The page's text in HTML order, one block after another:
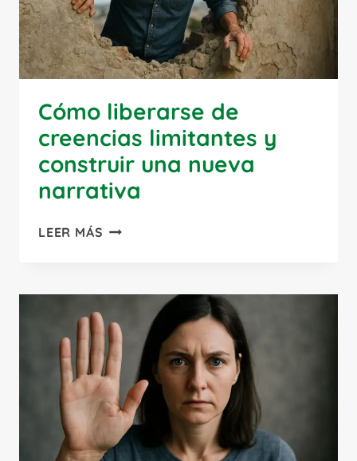
Cómo liberarse de
creencias limitantes y
construir una nueva
narrativa
LEER MÁS CÓMO
LIMITANTES
Y
CONSTRUIR
UNA
NUEVA
NARRATIVA